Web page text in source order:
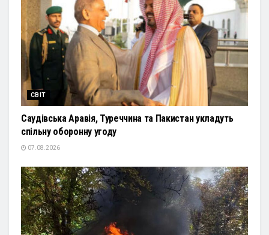
СВІТ
Саудівська Аравія, Туреччина та Пакистан укладуть
спільну оборонну угоду
07.08.2026